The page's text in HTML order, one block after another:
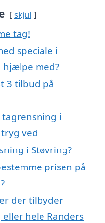
skjul
tag!
speciale i
hjælpe med?
3 tilbud på
tagrensning i
ved
i Støvring?
prisen på
der tilbyder
hele Randers